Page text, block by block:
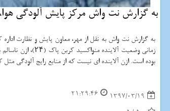
به گزارش نت واش مركز پایش آلودگی هوا، شاخص آلودگی هوای پایتخت
بوده است. ازن آلاینده ای نیست كه از منابع رایج آلودگی مثل
1397/03/19
21:29:46